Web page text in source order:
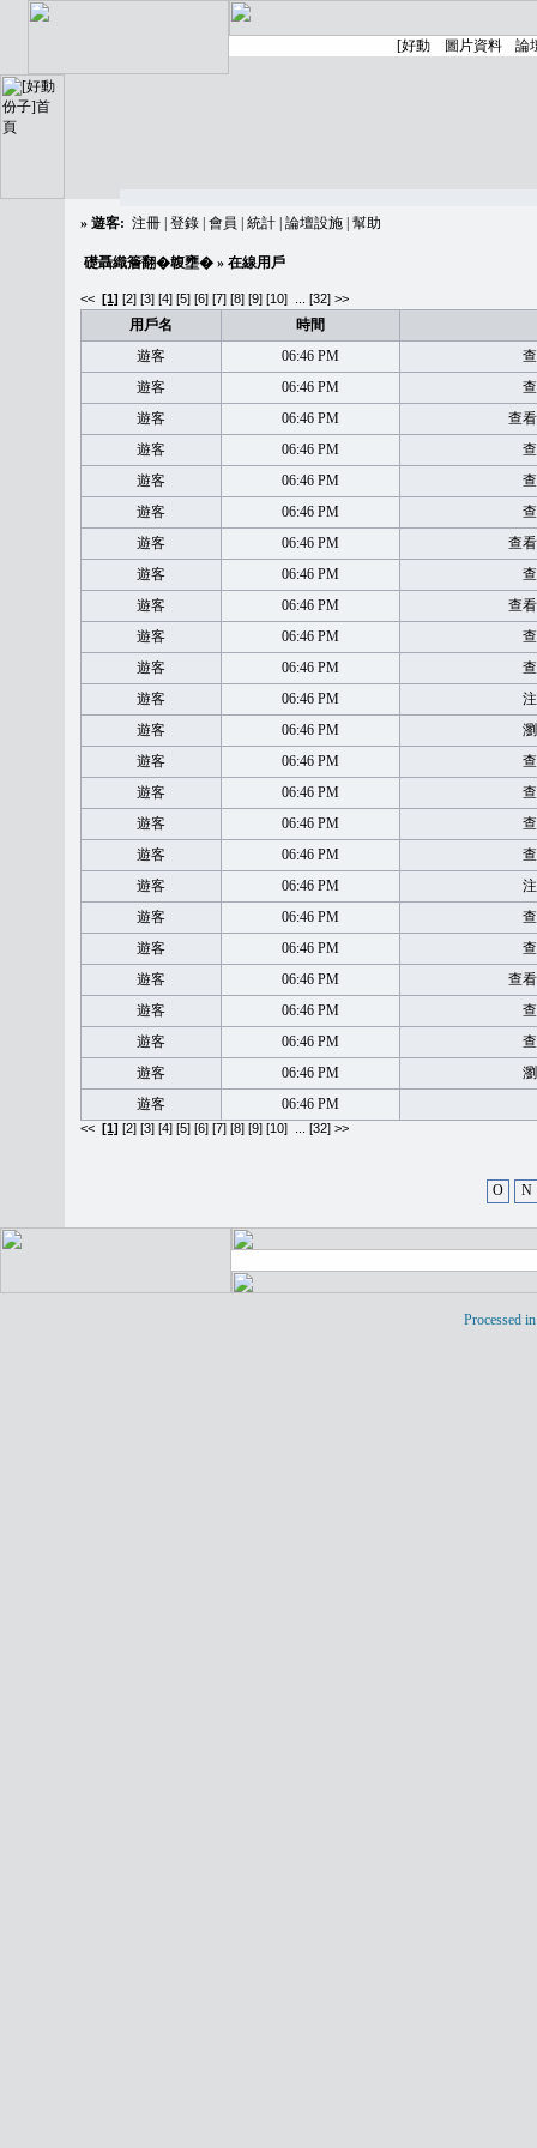
» 遊客: 注冊 登錄 會員 統計 論壇設施 幫助
礎聶織簷翻�䪖壅� » 在線用戶
<< [1] [2] [3] [4] [5] [6] [7] [8] [9] [10] [32] >>
用戶名
時間
遊客
06:46 PM
遊客
06:46 PM
遊客
06:46 PM
查
遊客
06:46 PM
遊客
06:46 PM
遊客
06:46 PM
遊客
06:46 PM
查
遊客
06:46 PM
遊客
06:46 PM
查
遊客
06:46 PM
遊客
06:46 PM
遊客
06:46 PM
遊客
06:46 PM
遊客
06:46 PM
遊客
06:46 PM
遊客
06:46 PM
遊客
06:46 PM
遊客
06:46 PM
遊客
06:46 PM
遊客
06:46 PM
遊客
06:46 PM
查
遊客
06:46 PM
遊客
06:46 PM
遊客
06:46 PM
遊客
06:46 PM
<< [1] [2] [3] [4] [5] [6] [7] [8] [9] [10] [32] >>
O N
Processed